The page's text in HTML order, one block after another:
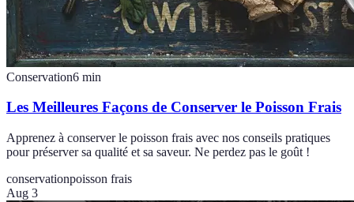
Conservation6 min
Les Meilleures Façons de Conserver le Poisson Frais
Apprenez à conserver le poisson frais avec nos conseils pratiques
pour préserver sa qualité et sa saveur. Ne perdez pas le goût !
conservationpoisson frais
Aug 3